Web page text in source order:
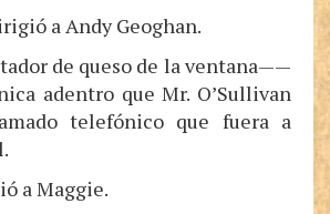
a Andy Geoghan.
de queso de la ventana——
adentro que Mr. O’Sullivan
telefónico que fuera a
a Maggie.